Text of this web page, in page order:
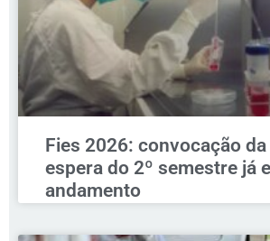
Fies 2026: convocação
espera do 2º semestre já
andamento